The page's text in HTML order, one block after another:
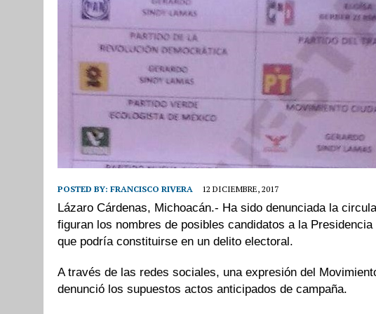
POSTED BY: FRANCISCO RIVERA 12 DICIEMBRE, 2017
Lázaro Cárdenas, Michoacán.- Ha sido denunciada la
figuran los nombres de posibles candidatos a la
que podría constituirse en un delito electoral.
A través de las redes sociales, una expresión del
denunció los supuestos actos anticipados de campaña.